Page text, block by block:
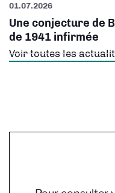
Voir toutes les
01.07.2026
Une conjecture de
de 1941 infirmée